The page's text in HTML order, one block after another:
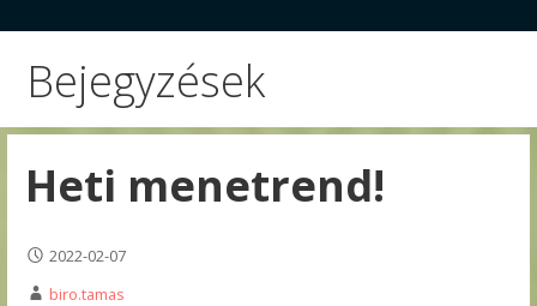
Bejegyzések
Heti menetrend!
2022-02-07
biro.tamas